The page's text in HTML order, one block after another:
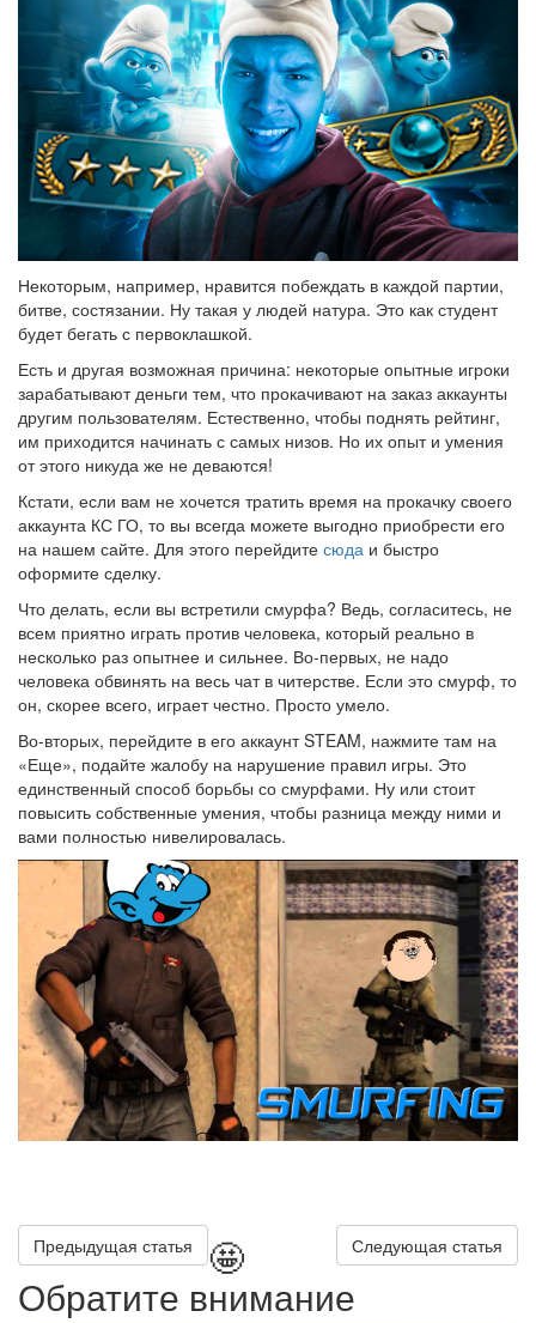
Некоторым, например, нравится побеждать в каждой партии,
битве, состязании. Ну такая у людей натура. Это как студент
будет бегать с первоклашкой.
Есть и другая возможная причина: некоторые опытные игроки
зарабатывают деньги тем, что прокачивают на заказ аккаунты
другим пользователям. Естественно, чтобы поднять рейтинг,
им приходится начинать с самых низов. Но их опыт и умения
от этого никуда же не деваются!
Кстати, если вам не хочется тратить время на прокачку своего
аккаунта КС ГО, то вы всегда можете выгодно приобрести его
на нашем сайте. Для этого перейдите сюда и быстро
оформите сделку.
Что делать, если вы встретили смурфа? Ведь, согласитесь, не
всем приятно играть против человека, который реально в
несколько раз опытнее и сильнее. Во-первых, не надо
человека обвинять на весь чат в читерстве. Если это смурф, то
он, скорее всего, играет честно. Просто умело.
Во-вторых, перейдите в его аккаунт STEAM, нажмите там на
«Еще», подайте жалобу на нарушение правил игры. Это
единственный способ борьбы со смурфами. Ну или стоит
повысить собственные умения, чтобы разница между ними и
вами полностью нивелировалась.
Предыдущая статья Следующая статья
🤩
Обратите внимание